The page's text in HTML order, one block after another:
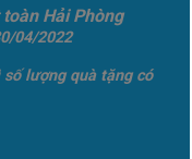
Hải Phòng
04/2022
lượng quà tặng có